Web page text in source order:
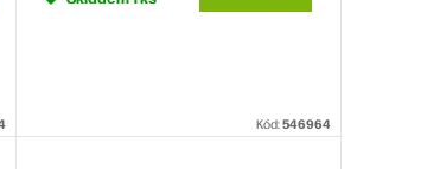
Kód:546964